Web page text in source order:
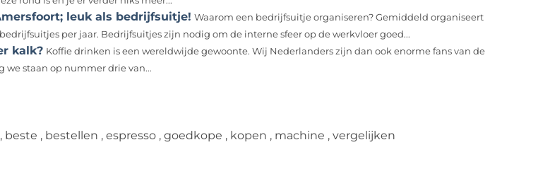
leuk als bedrijfsuitje! Waarom een bedrijfsuitje organiseren? Gemiddeld organiseert
per jaar. Bedrijfsuitjes zijn nodig om de interne sfeer op de werkvloer goed...
kalk? Koffie drinken is een wereldwijde gewoonte. Wij Nederlanders zijn dan ook enorme fans van de
we staan op nummer drie van...
, beste , bestellen , espresso, goedkope , kopen , machine , vergelijken